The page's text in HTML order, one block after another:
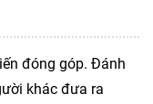
đóng góp. Đánh
khác đưa ra